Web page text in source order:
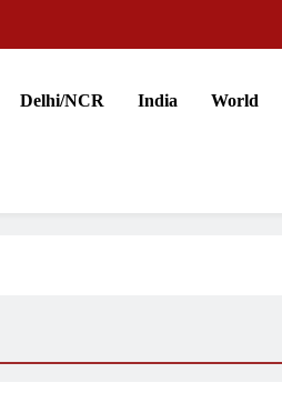
Delhi/NCR India World